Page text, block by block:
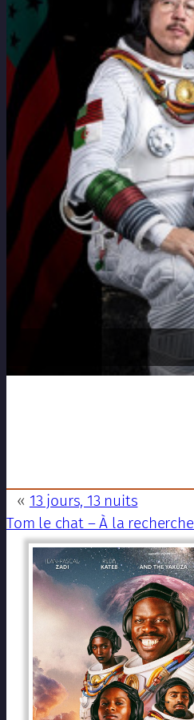
« 13 jours, 13 nuits
Tom le chat – À la